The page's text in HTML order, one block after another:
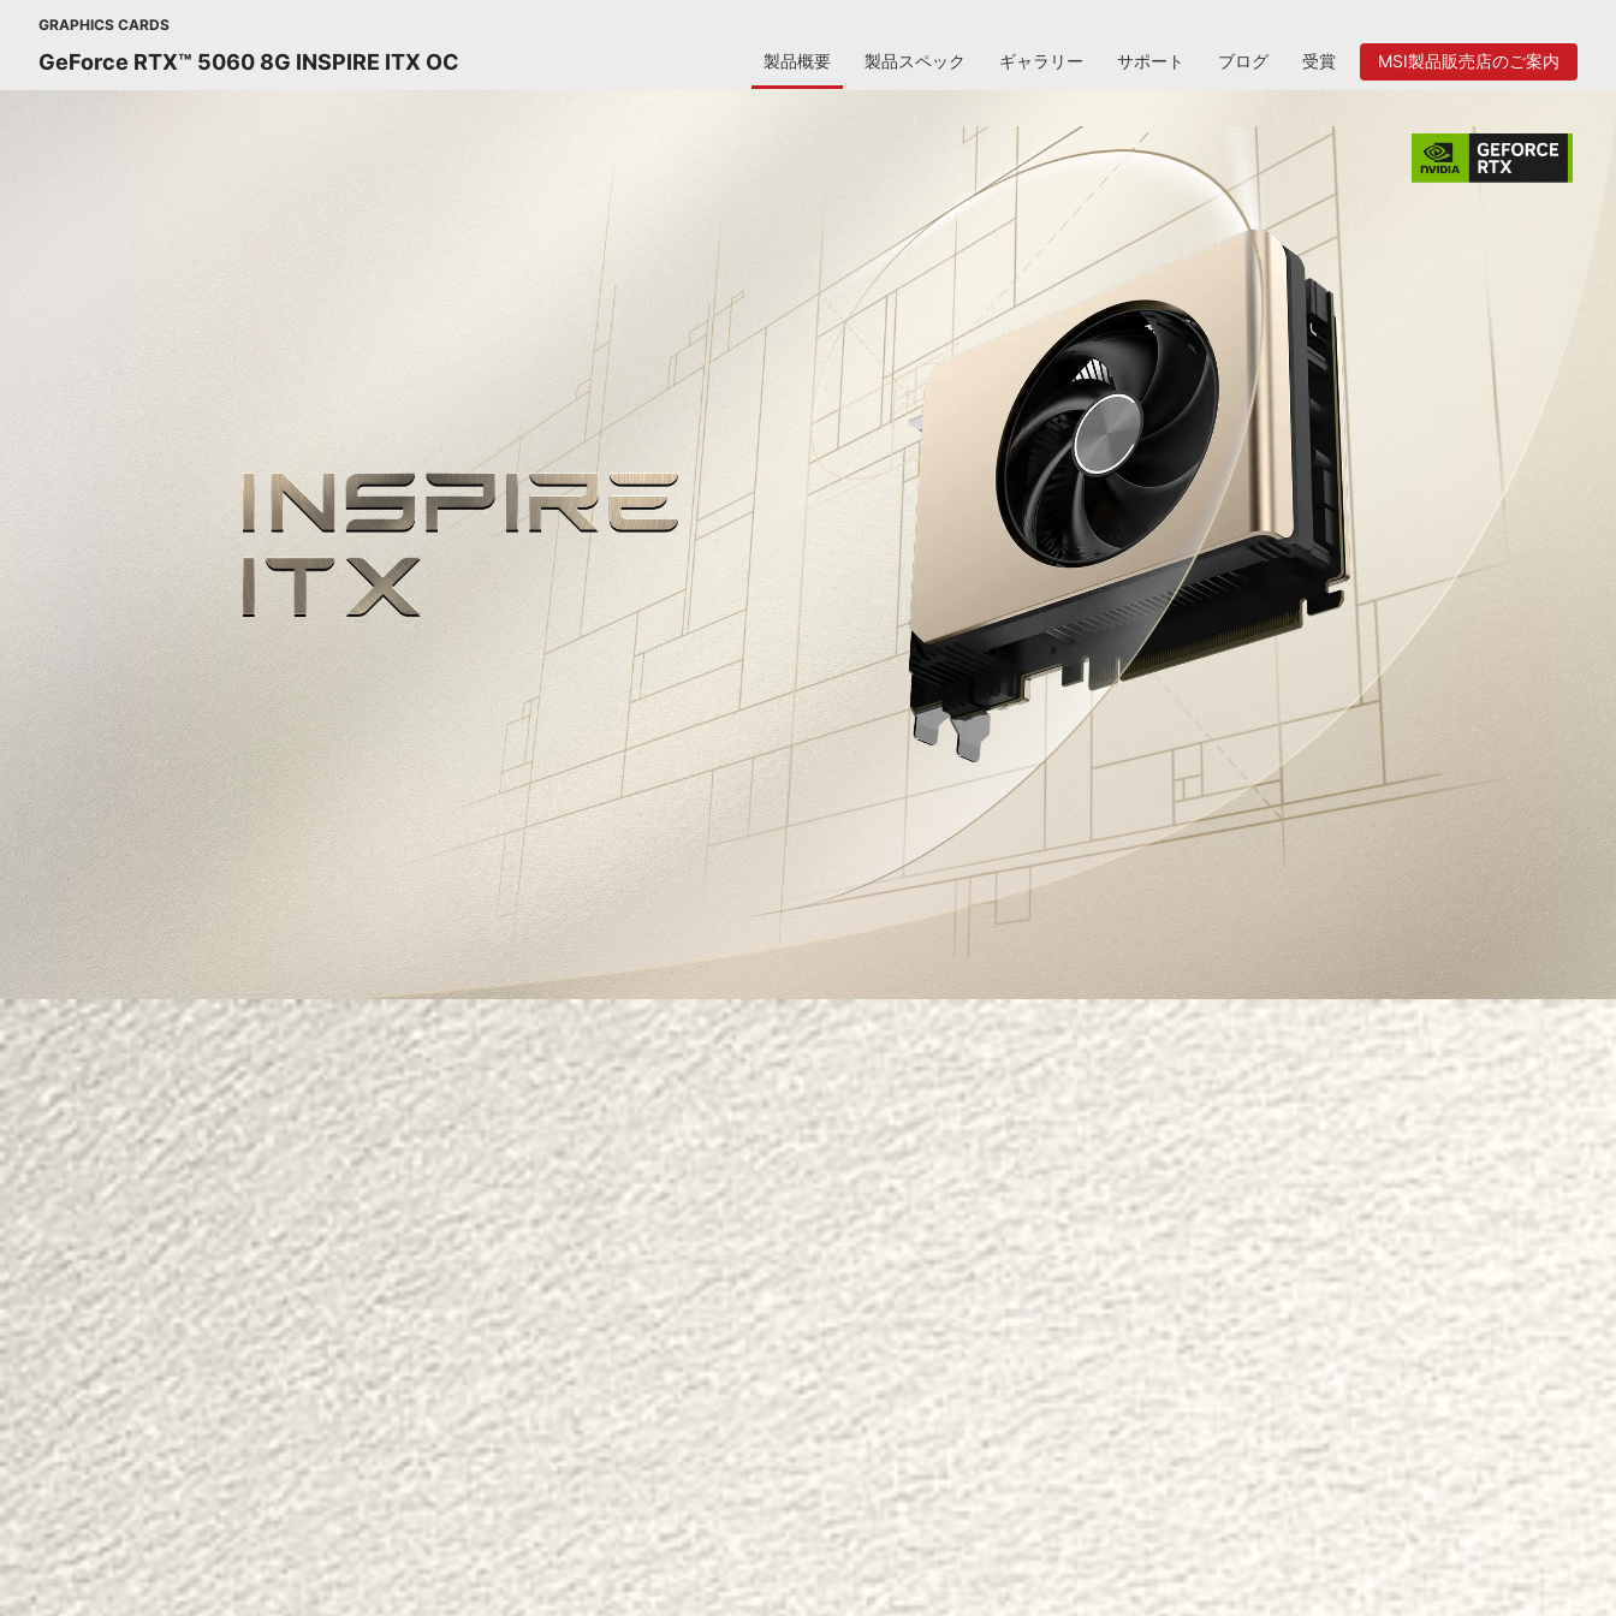
GRAPHICS CARDS
GeForce RTX™ 5060 8G INSPIRE ITX OC 製品概要 製品スペック ギャラリー サポート ブログ 受賞 MSI製品販売店のご案内